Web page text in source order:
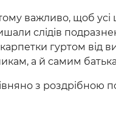
важливо, щоб усі
слідів
гуртом від
а й самим
з роздрібною